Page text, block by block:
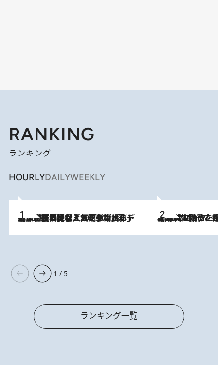
RANKING
ランキング
HOURLYDAILYWEEKLY
2026.8.5
【なぜ吉沢亮は「気配を消せる」のか？】興行収入208億の『国宝』を経て挑むミュージカル『ディア・エヴァン・ハンセン』。トップ俳優が舞台上でさらけ出した“孤独”とは 2026.8.5
【阿川佐和子さんの年とる力】なぜ70代で始めた趣味は“こんなに楽しい”のか？ ピアノ、俳句…スランプに陥っても続けられる“ある秘訣”とは
1 / 5
ランキング一覧